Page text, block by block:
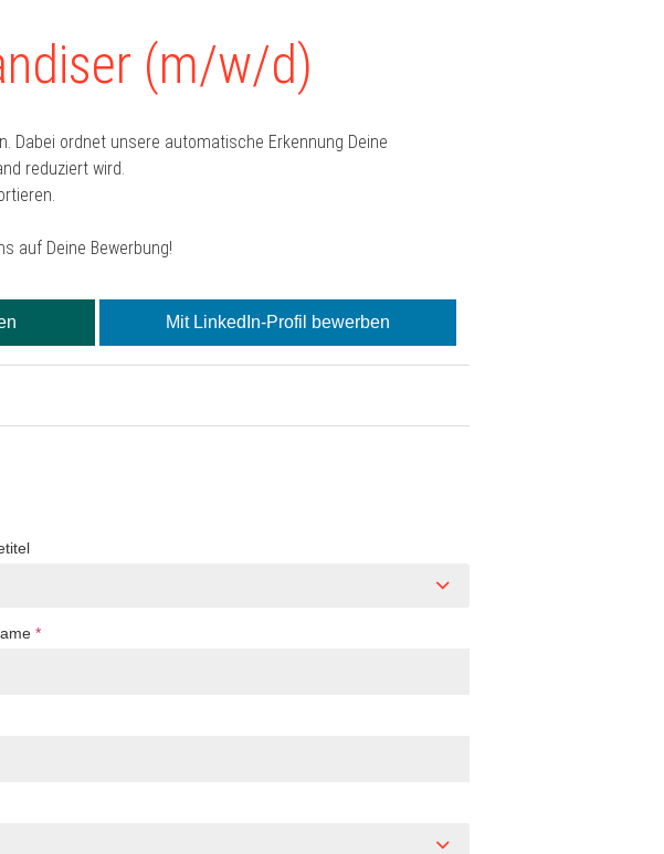
(m/w/d)
Dabei ordnet unsere automatische Erkennung Deine
reduziert wird.
auf Deine Bewerbung!
Mit LinkedIn-Profil bewerben
*